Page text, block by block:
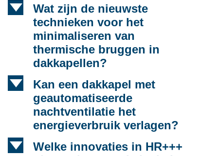
d
Wat zijn de nieuwste
technieken voor het
minimaliseren van
thermische bruggen in
dakkapellen?
d
Kan een dakkapel met
geautomatiseerde
nachtventilatie het
energieverbruik verlagen?
d
Welke innovaties in HR+++